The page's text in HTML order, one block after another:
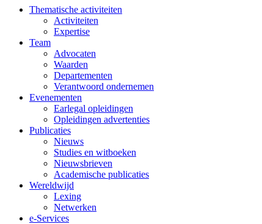
Thematische activiteiten
Activiteiten
Expertise
Team
Advocaten
Waarden
Departementen
Verantwoord ondernemen
Evenementen
Earlegal opleidingen
Opleidingen advertenties
Publicaties
Nieuws
Studies en witboeken
Nieuwsbrieven
Academische publicaties
Wereldwijd
Lexing
Netwerken
e-Services